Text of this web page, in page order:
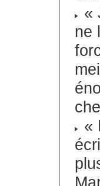
«
ne
«